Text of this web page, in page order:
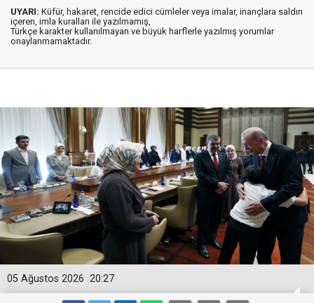
UYARI: Küfür, hakaret, rencide edici cümleler veya imalar, inançlara saldırı
içeren, imla kuralları ile yazılmamış,
Türkçe karakter kullanılmayan ve büyük harflerle yazılmış yorumlar
onaylanmamaktadır.
20:27
05 Ağustos 2026